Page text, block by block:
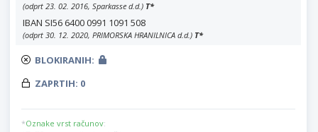
(odprt 23. 02. 2016, Sparkasse d.d.) T*
IBAN SI56 6400 0991 1091 508
(odprt 30. 12. 2020, PRIMORSKA HRANILNICA d.d.) T*
BLOKIRANIH:
ZAPRTIH: 0
*Oznake vrst računov: